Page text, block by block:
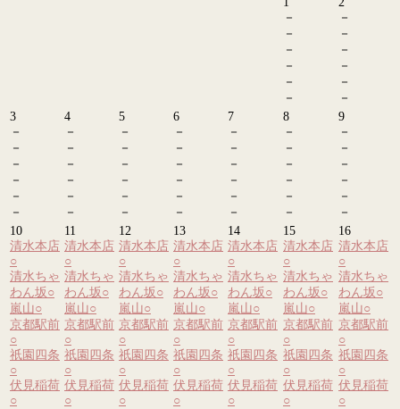
－
－
－
－
－
－
－
－
－
－
－
－
3
－
－
－
－
－
－
4
－
－
－
－
－
－
5
－
－
－
－
－
－
6
－
－
－
－
－
－
7
－
－
－
－
－
－
8
－
－
－
－
－
－
9
－
－
－
－
－
－
10
清水本店
○
清水ちゃ
わん坂○
嵐山○
京都駅前
○
祇園四条
○
伏見稲荷
○
11
清水本店
○
清水ちゃ
わん坂○
嵐山○
京都駅前
○
祇園四条
○
伏見稲荷
○
12
清水本店
○
清水ちゃ
わん坂○
嵐山○
京都駅前
○
祇園四条
○
伏見稲荷
○
13
清水本店
○
清水ちゃ
わん坂○
嵐山○
京都駅前
○
祇園四条
○
伏見稲荷
○
14
清水本店
○
清水ちゃ
わん坂○
嵐山○
京都駅前
○
祇園四条
○
伏見稲荷
○
15
清水本店
○
清水ちゃ
わん坂○
嵐山○
京都駅前
○
祇園四条
○
伏見稲荷
○
16
清水本店
○
清水ちゃ
わん坂○
嵐山○
京都駅前
○
祇園四条
○
伏見稲荷
○